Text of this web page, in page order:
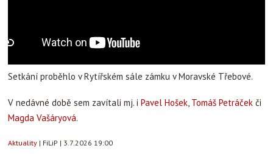
Setkání proběhlo v Rytířském sále zámku v Moravské Třebové.
V nedávné době sem zavítali mj. i Pavel Hošek, Tomáš Petráček či
Magda Vašáryová.
Aktuality | FiLiP | 3.7.2026 19:00